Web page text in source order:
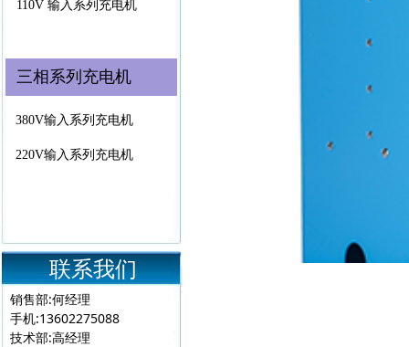
三相系列充电机
110V 输入系列充电机
380V输入系列充电机
220V输入系列充电机
联系我们
销售部:何经理
手机:13602275088
技术部:高经理